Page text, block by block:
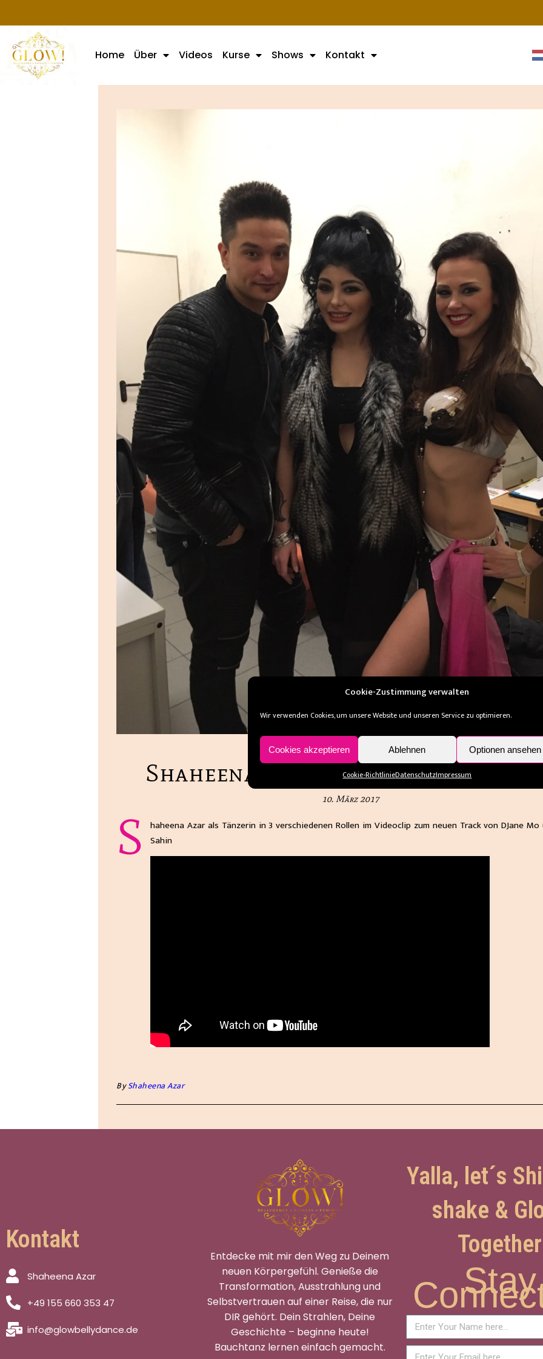
Cookie-Zustimmung verwalten
Wir verwenden Cookies, um unsere Website und unseren Service zu optimieren.
Cookies akzeptieren Ablehnen Optionen ansehen
Cookie-RichtlinieDatenschutzImpressum
Home Über Videos Kurse Shows Kontakt
ALLGEMEIN
Shaheena Azar im neuen
10. März 2017
S haheena Azar als Tänzerin in 3 verschiedenen Rollen im Videoclip zum neuen Track von DJane Mo
Sahin
ByShaheena Azar
Kontakt
Shaheena Azar
+49 155 660 353 47
info@glowbellydance.de
Entdecke mit mir den Weg zu Deinem
neuen Körpergefühl. Genieße die
Transformation, Ausstrahlung und
Selbstvertrauen auf einer Reise, die nur
DIR gehört. Dein Strahlen, Deine
Geschichte – beginne heute!
Bauchtanz lernen einfach gemacht.
Yalla, let´s
shake &
Together
Stay